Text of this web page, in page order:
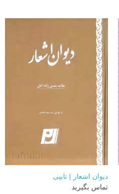
دیوان اشعار | تایپی
تماس بگیرید